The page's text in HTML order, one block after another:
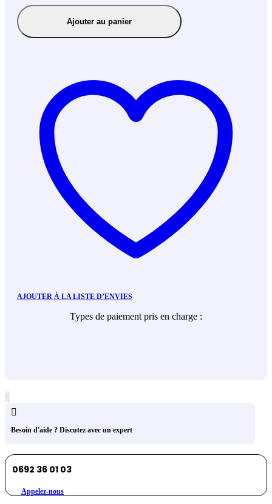
Ajouter au panier
AJOUTER À LA LISTE D’ENVIES
Types de paiement pris en charge :
Besoin d'aide ? Discutez avec un expert
0692 36 01 03
Appelez-nous